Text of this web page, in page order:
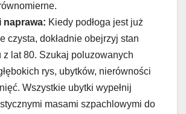
naprawa: Kiedy podłoga jest już
czysta, dokładnie obejrzyj stan
z lat 80. Szukaj poluzowanych
rys, ubytków, nierówności
Wszystkie ubytki wypełnij
masami szpachlowymi do